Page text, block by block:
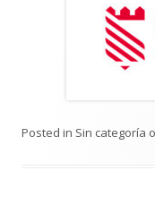
Posted in Sin categoría